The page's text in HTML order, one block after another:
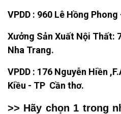
VPDD : 960 Lê Hồng
Xưởng Sản Xuất Nội Thất:
Nha Trang.
VPDD : 176 Nguyễn Hiền
Kiều - TP Cần thơ.
>> Hãy chọn 1 trong